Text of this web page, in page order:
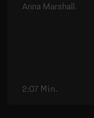
Anna Marshall.
2:07 Min.